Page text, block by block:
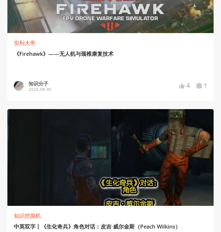
安利大帝
《Firehawk》——无人机与颈椎康复技术
知识分子
2025-08-30 4 1
知识挖掘机
中英双字丨《生化奇兵》角色对话：皮吉·威尔金斯（Peach Wilkins）